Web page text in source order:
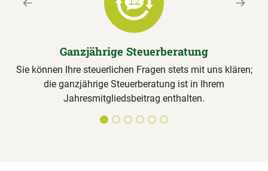
Ganzjährige Steuerberatung
Sie können Ihre steuerlichen Fragen stets mit uns klären;
die ganzjährige Steuerberatung ist in Ihrem
Jahresmitgliedsbeitrag enthalten.
Previous Next